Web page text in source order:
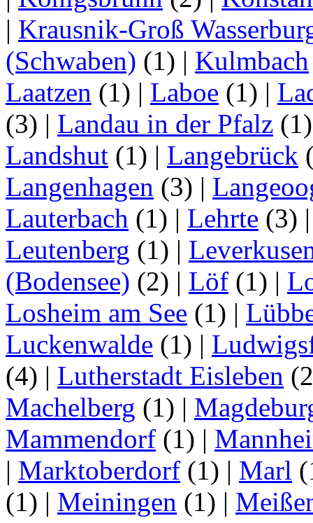
| Krausnik-Groß
(Schwaben) (1) | Kulmbach
Laatzen (1) | Laboe (1) |
(3) | Landau in der Pfalz
Landshut (1) | Langebrück
Langenhagen (3) |
Lauterbach (1) | Lehrte (3)
Leutenberg (1) |
(Bodensee) (2) | Löf (1) |
Losheim am See (1) |
Luckenwalde (1) |
(4) | Lutherstadt Eisleben
Machelberg (1) |
Mammendorf (1) |
| Marktoberdorf (1) | Marl
(1) | Meiningen (1) |